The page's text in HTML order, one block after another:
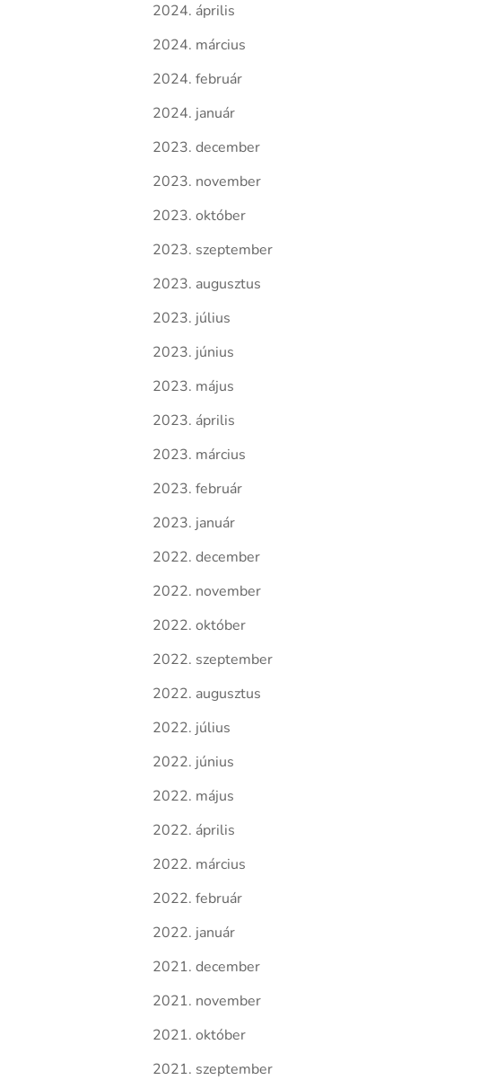
2024. április
2024. március
2024. február
2024. január
2023. december
2023. november
2023. október
2023. szeptember
2023. augusztus
2023. július
2023. június
2023. május
2023. április
2023. március
2023. február
2023. január
2022. december
2022. november
2022. október
2022. szeptember
2022. augusztus
2022. július
2022. június
2022. május
2022. április
2022. március
2022. február
2022. január
2021. december
2021. november
2021. október
2021. szeptember